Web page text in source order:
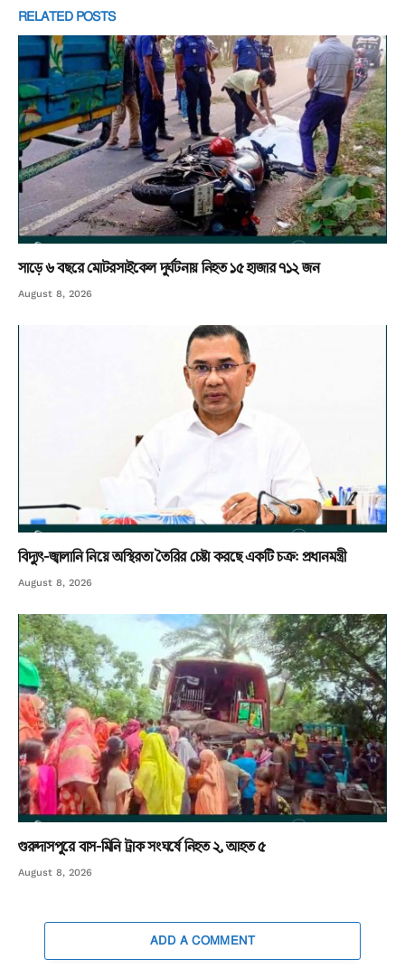
RELATED POSTS
সাড়ে ৬ বছরে মোটরসাইকেল দুর্ঘটনায় নিহত ১৫ হাজার ৭১২ জন
August 8, 2026
বিদ্যুৎ-জ্বালানি নিয়ে অস্থিরতা তৈরির চেষ্টা করছে একটি চক্র: প্রধানমন্ত্রী
August 8, 2026
গুরুদাসপুরে বাস-মিনি ট্রাক সংঘর্ষে নিহত ২, আহত ৫
August 8, 2026
ADD A COMMENT